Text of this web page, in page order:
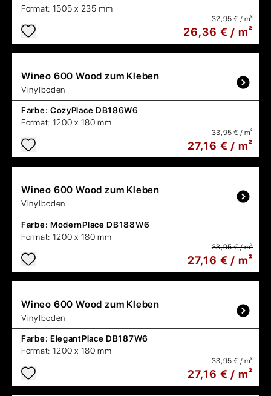
Format: 1505 x 235 mm
32,95 € / m²
26,36 € / m²
Wineo 600 Wood zum Kleben
Vinylboden
Farbe: CozyPlace DB186W6
Format: 1200 x 180 mm
33,95 € / m²
27,16 € / m²
Wineo 600 Wood zum Kleben
Vinylboden
Farbe: ModernPlace DB188W6
Format: 1200 x 180 mm
33,95 € / m²
27,16 € / m²
Wineo 600 Wood zum Kleben
Vinylboden
Farbe: ElegantPlace DB187W6
Format: 1200 x 180 mm
33,95 € / m²
27,16 € / m²